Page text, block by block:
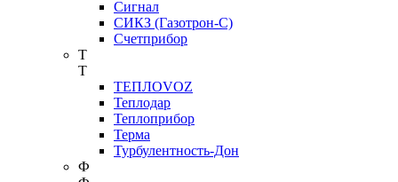
Сигнал
СИКЗ (Газотрон-С)
Счетприбор
Т
Т
ТЕПЛОVOZ
Теплодар
Теплоприбор
Терма
Турбулентность-Дон
Ф